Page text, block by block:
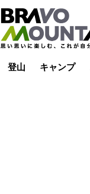
登山 キャンプ